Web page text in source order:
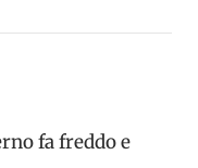
fa freddo e